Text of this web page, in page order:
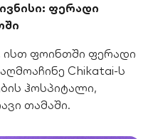
ფერადი
ისთ ფოინთში ფერადი
Chikatai-ს
ჰოსპიტალი,
თამაში.